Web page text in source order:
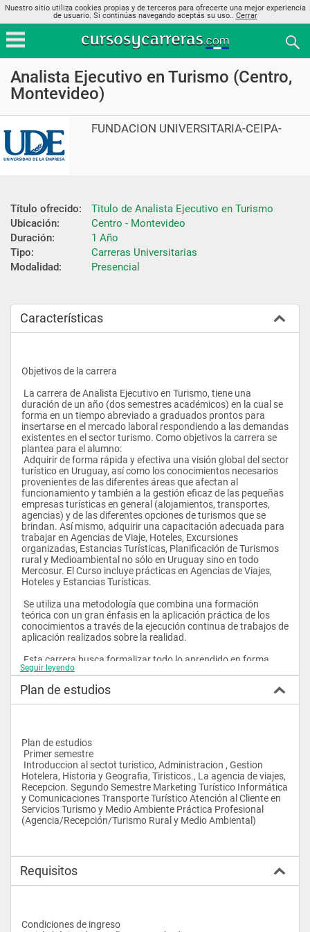
Nuestro sitio utiliza cookies propias y de terceros para ofrecerte una mejor experiencia
de usuario. Si continúas navegando aceptás su uso.. Cerrar
Analista Ejecutivo en Turismo (Centro,
Montevideo)
FUNDACION UNIVERSITARIA-CEIPA-
Título ofrecido:
Titulo de Analista Ejecutivo en Turismo
Ubicación:
Centro - Montevideo
Duración:
1 Año
Tipo:
Carreras Universitarias
Modalidad:
Presencial
Características
Objetivos de la carrera
duración de un año (dos semestres académicos) en la cual se
forma en un tiempo abreviado a graduados prontos para
insertarse en el mercado laboral respondiendo a las demandas
existentes en el sector turismo. Como objetivos la carrera se
plantea para el alumno:
turístico en Uruguay, así como los conocimientos necesarios
provenientes de las diferentes áreas que afectan al
funcionamiento y también a la gestión eficaz de las pequeñas
empresas turísticas en general (alojamientos, transportes,
agencias) y de las diferentes opciones de turismos que se
brindan. Así mismo, adquirir una capacitación adecuada para
trabajar en Agencias de Viaje, Hoteles, Excursiones
organizadas, Estancias Turísticas, Planificación de Turismos
rural y Medioambiental no sólo en Uruguay sino en todo
Mercosur. El Curso incluye prácticas en Agencias de Viajes,
Hoteles y Estancias Turísticas.
teórica con un gran énfasis en la aplicación práctica de los
conocimientos a través de la ejecución continua de trabajos de
aplicación realizados sobre la realidad.
práctica por el participante, de modo de estructurar sus
operativo del sector turismo, con el fin de potenciarlo para dar
un paso más en su carrera profesional y proyectarlo a mejores
criterios para el análisis y la toma de decisiones y comprenden
las siguientes metodologías para la formación del analista.
• Clases lectivas
• Estudios de casos
• Ejercicios individuales y/o grupales
• Role playing
Inserción laboral
A la finalización el segundo semestre los graduados como
hotel y/o planificando todo lo relacionado con la modalidad de
turismo rural y medioambiental. Nuestros graduados como
Analistas en general han tenido una muy buena inserción
sus necesidades de profesionales o estudiantes.
Seguir leyendo
Plan de estudios
Plan de estudios
Primer semestre
Hotelera, Historia y Geografia, Tiristicos., La agencia de viajes,
Recepcion. Segundo Semestre Marketing Turístico Informática
y Comunicaciones Transporte Turístico Atención al Cliente en
Servicios Turismo y Medio Ambiente Práctica Profesional
(Agencia/Recepción/Turismo Rural y Medio Ambiental)
Requisitos
Condiciones de ingreso